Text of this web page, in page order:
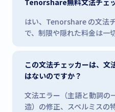
Tenorshare無料文法チェ
はい、Tenorshare の文法
で、制限や隠れた料金は一
この文法チェッカーは、文
はないのですか？
文法エラー（主語と動詞の
造）の修正、スペルミスの